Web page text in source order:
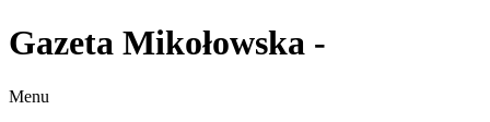
Gazeta Mikołowska -
Menu